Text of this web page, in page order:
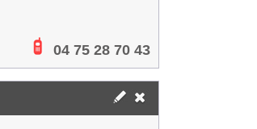
04 75 28 70 43